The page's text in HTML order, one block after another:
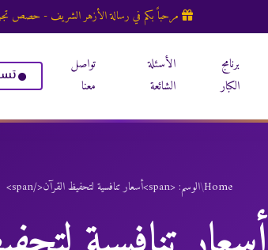
مرحباً بكم في رسالة الأزهر الشريف - حصص
برنامج
الكبار
الأسئلة
الشائعة
تواصل
معنا
Home
/الوسم: <span>أسعار تنافسية لتحفيظ القرآن</span>